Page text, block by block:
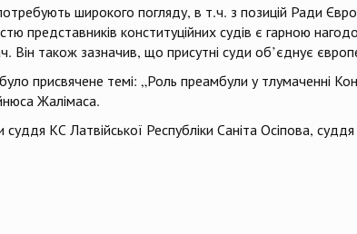
широкого погляду, в т.ч. з позицій Ради
представників конституційних судів є гарною
також зазначив, що присутні суди об’єднує
присвячене темі: „Роль преамбули у тлумаченні
Жалімаса.
КС Латвійської Республіки Саніта Осіпова,